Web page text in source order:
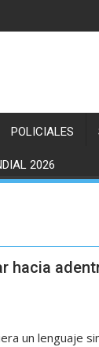
POLICIALES
2026
hacia
un lenguaje